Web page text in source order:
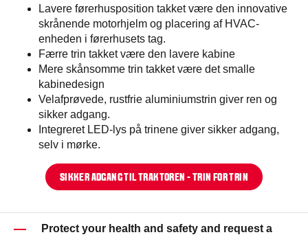
Lavere førerhusposition takket være den innovative
skrånende motorhjelm og placering af HVAC-
enheden i førerhusets tag.
Færre trin takket være den lavere kabine
Mere skånsomme trin takket være det smalle
kabinedesign
Velafprøvede, rustfrie aluminiumstrin giver ren og
sikker adgang.
Integreret LED-lys på trinene giver sikker adgang,
selv i mørke.
SIKKER ADGANG TIL TRAKTOREN - TRIN FOR TRIN
Protect your health and safety and request a